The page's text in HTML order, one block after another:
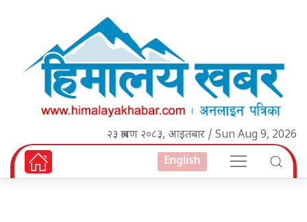
२३ श्रावण २०८३, आइतबार / Sun Aug 9, 2026
English